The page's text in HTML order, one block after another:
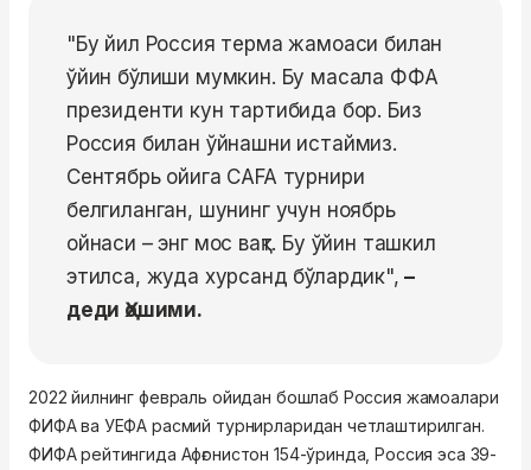
"Бу йил Россия терма жамоаси билан
ўйин бўлиши мумкин. Бу масала ФФА
президенти кун тартибида бор. Биз
Россия билан ўйнашни истаймиз.
Сентябрь ойига CAFA турнири
белгиланган, шунинг учун ноябрь
ойнаси – энг мос вақт. Бу ўйин ташкил
этилса, жуда хурсанд бўлардик", –
деди Ҳошими.
2022 йилнинг февраль ойидан бошлаб Россия жамоалари
ФИФА ва УEФА расмий турнирларидан четлаштирилган.
ФИФА рейтингида Афғонистон 154-ўринда, Россия эса 39-